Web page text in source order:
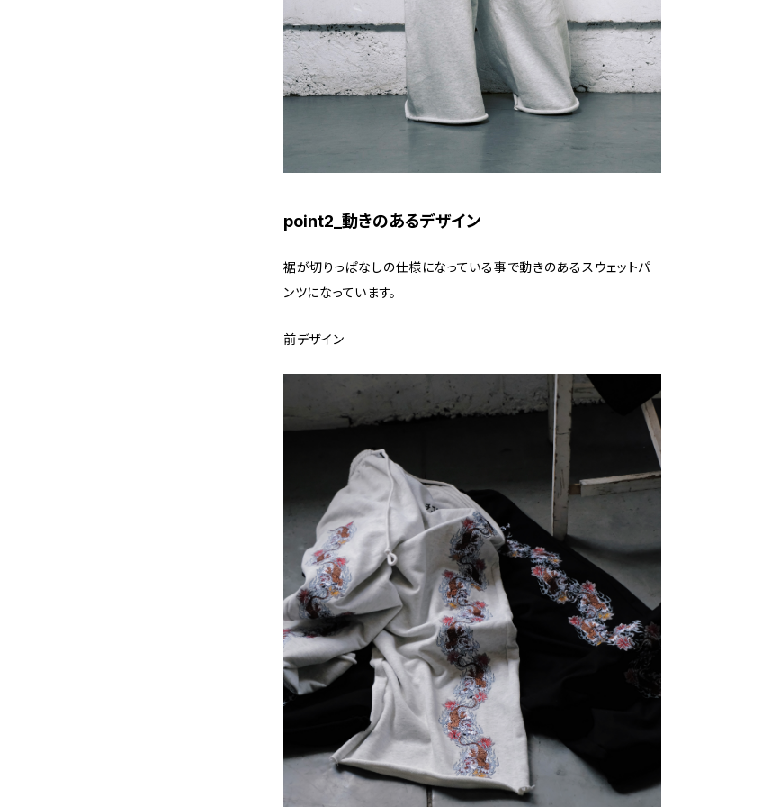
point2_動きのあるデザイン
裾が切りっぱなしの仕様になっている事で動きのあるスウェットパ
ンツになっています。
前デザイン